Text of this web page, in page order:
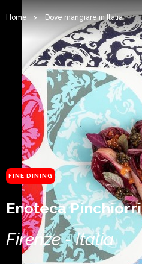
Home > Dove mangiare in Italia
FINE DINING
Enoteca Pinchiorri
Firenze - Italia